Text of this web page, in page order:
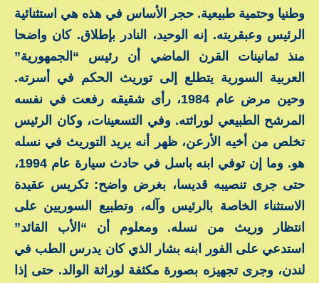
وطنيا وحتمية طبيعية. حجر الأساس في هذه هي استثنائية
الرئيس وعبقريته. إنه الوحيد، النادر بإطلاق. كان واضحا
منذ ثمانينات القرن الماضي أن رئيس “الجمهورية”
العربية السورية يتطلع إلى توريث الحكم في أسرته.
وحين مرض عام 1984، رأى شقيقه رفعت في نفسه
المرشح الطبيعي لوراثته. وفي التسعينات، وكان الرئيس
تخلص من أخيه الأرعن، ظهر أنه يريد التوريث في نسله
هو. وما إن توفي ابنه باسل في حادث سيارة عام 1994،
حتى جرى تنصيبه قديسا، بغرض واضح: تكريس عقيدة
الاستثناء الخاصة بالرئيس وآله، وتطبيع السوريين على
انتظار وريث من نسله. ومعلوم أن “الأب القائد”
استدعي على الفور ابنه بشار الذي كان يدرس الطب في
لندن، وجرى تجهيزه بصورة مكثفة لوراثة الوالد. حتى إذا